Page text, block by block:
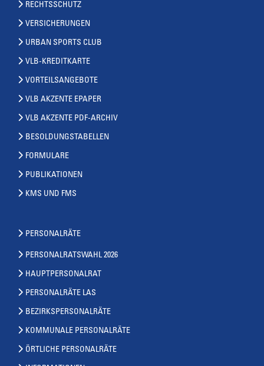
RECHTSSCHUTZ
VERSICHERUNGEN
URBAN SPORTS CLUB
VLB-KREDITKARTE
VORTEILSANGEBOTE
VLB AKZENTE EPAPER
VLB AKZENTE PDF-ARCHIV
BESOLDUNGSTABELLEN
FORMULARE
PUBLIKATIONEN
KMS UND FMS
PERSONALRÄTE
PERSONALRATSWAHL 2026
HAUPTPERSONALRAT
PERSONALRÄTE LAS
BEZIRKSPERSONALRÄTE
KOMMUNALE PERSONALRÄTE
ÖRTLICHE PERSONALRÄTE